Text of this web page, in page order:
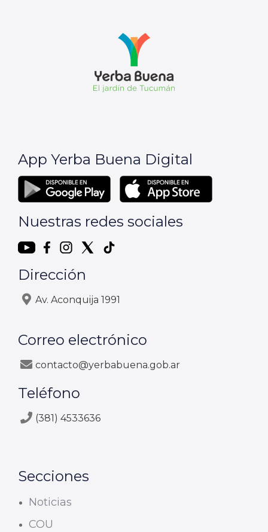
App Yerba Buena Digital
Nuestras redes sociales
Dirección
Av. Aconquija 1991
Correo electrónico
contacto@yerbabuena.gob.ar
Teléfono
(381) 4533636
Secciones
Noticias
COU